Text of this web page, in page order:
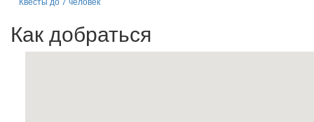
Как добраться